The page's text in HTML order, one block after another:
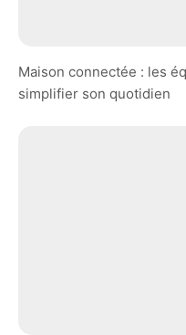
Maison connectée : les
simplifier son quotidien